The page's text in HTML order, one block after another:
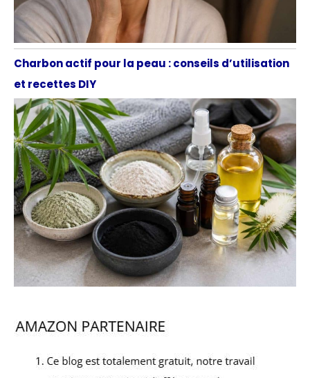
Charbon actif pour la peau : conseils d’utilisation
et recettes DIY